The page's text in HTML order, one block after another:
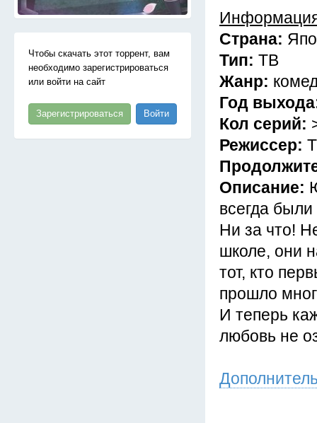
Чтобы скачать этот торрент, вам
необходимо зарегистрироваться
или войти на сайт
Зарегистрироваться Войти
Страна:
Тип: ТВ
Жанр:
Год
Кол серий:
Режиссер:
Описание:
всегда
Ни за что!
школе, они
тот, кто
прошло
И теперь
любовь не